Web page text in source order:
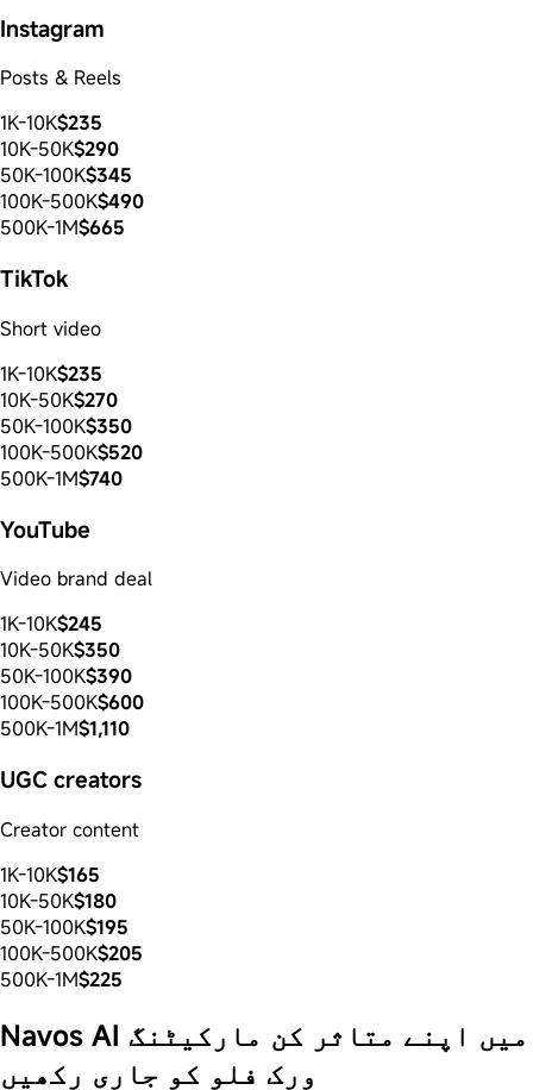
Instagram
Posts & Reels
1K-10K$235
10K-50K$290
50K-100K$345
100K-500K$490
500K-1M$665
TikTok
Short video
1K-10K$235
10K-50K$270
50K-100K$350
100K-500K$520
500K-1M$740
YouTube
Video brand deal
1K-10K$245
10K-50K$350
50K-100K$390
100K-500K$600
500K-1M$1,110
UGC creators
Creator content
1K-10K$165
10K-50K$180
50K-100K$195
100K-500K$205
500K-1M$225
Navos AI میں اپنے متاثر کن مارکیٹنگ
ورک فلو کو جاری رکھیں